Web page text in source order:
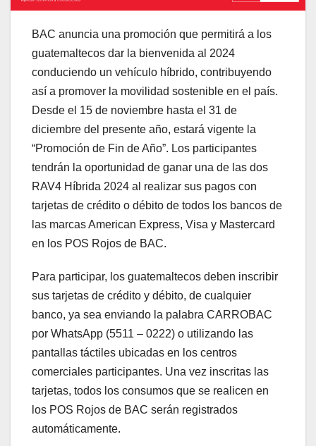
BAC anuncia una promoción que permitirá a los
guatemaltecos dar la bienvenida al 2024
conduciendo un vehículo híbrido, contribuyendo
así a promover la movilidad sostenible en el país.
Desde el 15 de noviembre hasta el 31 de
diciembre del presente año, estará vigente la
“Promoción de Fin de Año”. Los participantes
tendrán la oportunidad de ganar una de las dos
RAV4 Híbrida 2024 al realizar sus pagos con
tarjetas de crédito o débito de todos los bancos de
las marcas American Express, Visa y Mastercard
en los POS Rojos de BAC.
Para participar, los guatemaltecos deben inscribir
sus tarjetas de crédito y débito, de cualquier
banco, ya sea enviando la palabra CARROBAC
por WhatsApp (5511 – 0222) o utilizando las
pantallas táctiles ubicadas en los centros
comerciales participantes. Una vez inscritas las
tarjetas, todos los consumos que se realicen en
los POS Rojos de BAC serán registrados
automáticamente.